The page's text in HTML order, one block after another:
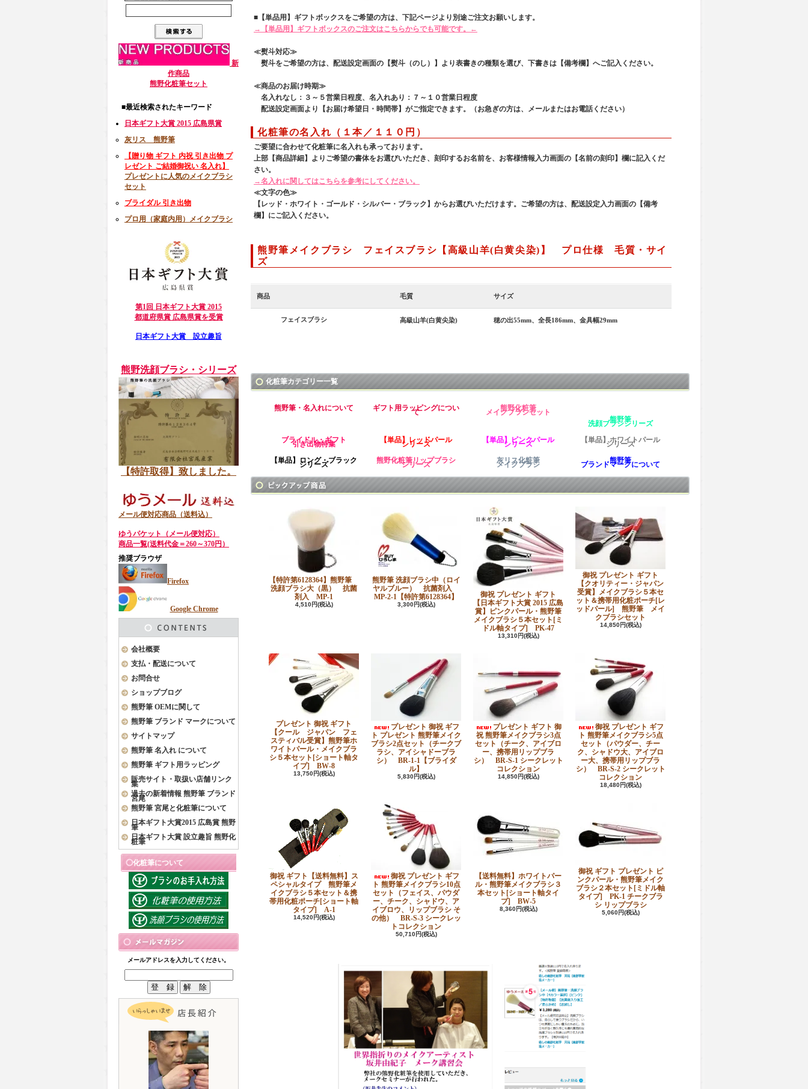
新
作商品
熊野化粧筆セット
■最近検索されたキーワード
日本ギフト大賞 2015 広島県賞
灰リス 熊野筆
【贈り物 ギフト 内祝 引き出物 プ
レゼント ご結婚御祝い 名入れ】
プレゼントに人気のメイクブラシ
セット
ブライダル 引き出物
プロ用（家庭内用）メイクブラシ
第1回 日本ギフト大賞 2015
都道府県賞 広島県賞を受賞
日本ギフト大賞 設立趣旨
熊野洗顔ブラシ・シリーズ
【特許取得】致しました。
メール便対応商品（送料込）
ゆうパケット（メール便対応）
商品一覧(送料代金＝260～370円）
推奨ブラウザ
Firefox
Google Chrome
会社概要
支払・配送について
お問合せ
ショップブログ
熊野筆 OEMに関して
熊野筆 ブランド マークについて
サイトマップ
熊野筆 名入れ について
熊野筆 ギフト用ラッピング
販売サイト・取扱い店舗リンク
集
過去の新着情報 熊野筆 ブランド
宮尾
熊野筆 宮尾と化粧筆について
日本ギフト大賞2015 広島賞 熊野
筆
日本ギフト大賞 設立趣旨 熊野化
粧筆
化粧筆について
メールアドレスを入力してください。
■【単品用】ギフトボックスをご希望の方は、下記ページより別途ご注文お願いします。
→【単品用】ギフトボックスのご注文はこちらからでも可能です。←
≪熨斗対応≫
熨斗をご希望の方は、配送設定画面の【熨斗（のし）】より表書きの種類を選び、下書きは【備考欄】へご記入ください。
≪商品のお届け時期≫
名入れなし：３～５営業日程度、名入れあり：７～１０営業日程度
配送設定画面より【お届け希望日・時間帯】がご指定できます。（お急ぎの方は、メールまたはお電話ください）
化粧筆の名入れ（１本／１１０円）
ご要望に合わせて化粧筆に名入れも承っております。
上部【商品詳細】よりご希望の書体をお選びいただき、刻印するお名前を、お客様情報入力画面の【名前の刻印】欄に記入くだ
さい。
→名入れに関してはこちらを参考にしてください。
≪文字の色≫
【レッド・ホワイト・ゴールド・シルバー・ブラック】からお選びいただけます。ご希望の方は、配送設定入力画面の【備考
欄】にご記入ください。
熊野筆メイクブラシ フェイスブラシ【高級山羊(白黄尖染)】 プロ仕様 毛質・サイ
ズ
商品 毛質 サイズ
フェイスブラシ 高級山羊(白黄尖染) 穂の出55mm、全長186mm、金具幅29mm
化粧筆カテゴリー一覧
熊野筆・名入れについて ギフト用ラッピングについ
て 熊野化粧筆
メイクブラシセット
熊野筆
洗顔ブラシシリーズ
ブライドル・ギフト
引き出物特集 【単品】レッドパール
シリーズ 【単品】ピンクパール
シリーズ 【単品】ホワイトパール
シリーズ
【単品】ロング・ブラック
シリーズ 熊野化粧筆リップブラシ
シリーズ 灰リス化粧筆
メイクブラシ 熊野筆
ブランドマークについて
【特許第6128364】熊野筆
洗顔ブラシ大（黒） 抗菌
剤入 MP-1
4,510円(税込)
熊野筆 洗顔ブラシ中（ロイ
ヤルブルー） 抗菌剤入
MP-2-1【特許第6128364】
3,300円(税込)
御祝 プレゼント ギフト
【日本ギフト大賞 2015 広島
賞】ピンクパール・熊野筆
メイクブラシ５本セット[ミ
ドル軸タイプ] PK-47
13,310円(税込)
御祝 プレゼント ギフト
【クオリティー・ジャパン
受賞】メイクブラシ５本セ
ット＆携帯用化粧ポーチ[レ
ッドパール] 熊野筆 メイ
クブラシセット
14,850円(税込)
プレゼント 御祝 ギフト
【クール ジャパン フェ
スティバル受賞】熊野筆ホ
ワイトパール・メイクブラ
シ５本セット[ショート軸タ
イプ] BW-8
13,750円(税込)
プレゼント 御祝 ギフ
ト プレゼント 熊野筆メイク
ブラシ2点セット（チークブ
ラシ、アイシャドーブラ
シ） BR-1-1【ブライダ
ル】
5,830円(税込)
プレゼント ギフト 御
祝 熊野筆メイクブラシ3点
セット（チーク、アイブロ
ー、携帯用リップブラ
シ） BR-S-1 シークレット
コレクション
14,850円(税込)
御祝 プレゼント ギフ
ト 熊野筆メイクブラシ5点
セット（パウダー、チー
ク、シャドウ大、アイブロ
ー大、携帯用リップブラ
シ） BR-S-2 シークレット
コレクション
18,480円(税込)
御祝 ギフト【送料無料】ス
ペシャルタイプ 熊野筆メ
イクブラシ５本セット＆携
帯用化粧ポーチ[ショート軸
タイプ] A-1
14,520円(税込)
御祝 プレゼント ギフ
ト 熊野筆メイクブラシ10点
セット（フェイス、パウダ
ー、チーク、シャドウ、ア
イブロウ、リップブラシ そ
の他） BR-S-3 シークレッ
トコレクション
50,710円(税込)
【送料無料】ホワイトパー
ル・熊野筆メイクブラシ３
本セット[ショート軸タイ
プ] BW-5
8,360円(税込)
御祝 ギフト プレゼント ピ
ンクパール・熊野筆メイク
ブラシ２本セット[ミドル軸
タイプ] PK-1 チークブラ
シ リップブラシ
5,060円(税込)